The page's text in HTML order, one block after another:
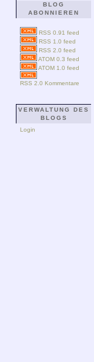
BLOG
ABONNIEREN
RSS 0.91 feed
RSS 1.0 feed
RSS 2.0 feed
ATOM 0.3 feed
ATOM 1.0 feed
RSS 2.0 Kommentare
VERWALTUNG DES
BLOGS
Login